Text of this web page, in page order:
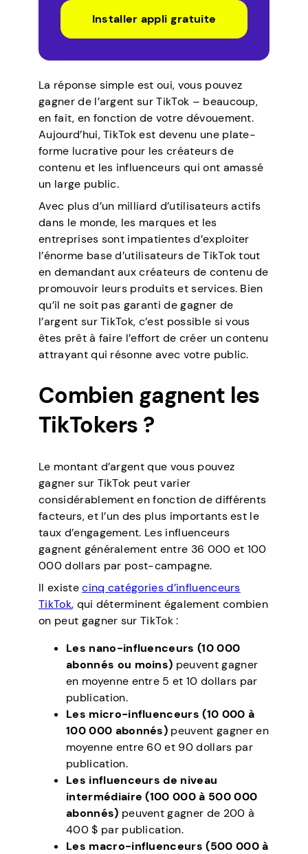
Installer appli gratuite
La réponse simple est oui, vous pouvez
gagner de l’argent sur TikTok – beaucoup,
en fait, en fonction de votre dévouement.
Aujourd’hui, TikTok est devenu une plate-
forme lucrative pour les créateurs de
contenu et les influenceurs qui ont amassé
un large public.
Avec plus d’un milliard d’utilisateurs actifs
dans le monde, les marques et les
entreprises sont impatientes d’exploiter
l’énorme base d’utilisateurs de TikTok tout
en demandant aux créateurs de contenu de
promouvoir leurs produits et services. Bien
qu’il ne soit pas garanti de gagner de
l’argent sur TikTok, c’est possible si vous
êtes prêt à faire l’effort de créer un contenu
attrayant qui résonne avec votre public.
Combien gagnent les
TikTokers ?
Le montant d’argent que vous pouvez
gagner sur TikTok peut varier
considérablement en fonction de différents
facteurs, et l’un des plus importants est le
taux d’engagement. Les influenceurs
gagnent généralement entre 36 000 et 100
000 dollars par post-campagne.
Il existecinq catégories d’influenceurs
TikTok, qui déterminent également combien
on peut gagner sur TikTok :
Les nano-influenceurs (10 000
abonnés ou moins) peuvent gagner
en moyenne entre 5 et 10 dollars par
publication.
Les micro-influenceurs (10 000 à
100 000 abonnés) peuvent gagner en
moyenne entre 60 et 90 dollars par
publication.
Les influenceurs de niveau
intermédiaire (100 000 à 500 000
abonnés) peuvent gagner de 200 à
400 $ par publication.
Les macro-influenceurs (500 000 à